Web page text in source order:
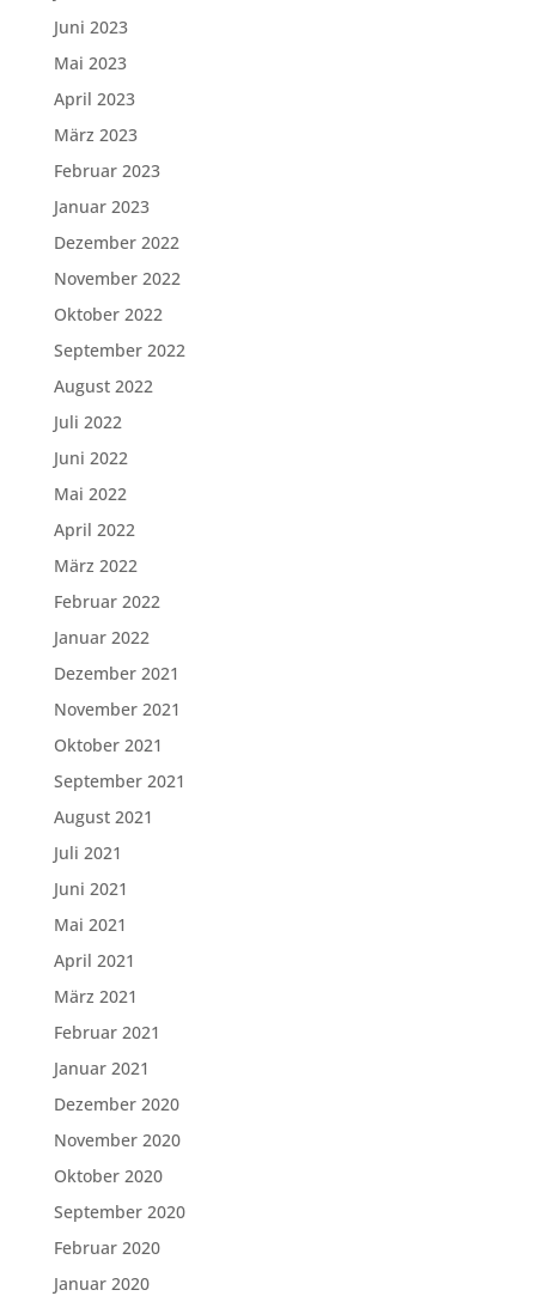
Juni 2023
Mai 2023
April 2023
März 2023
Februar 2023
Januar 2023
Dezember 2022
November 2022
Oktober 2022
September 2022
August 2022
Juli 2022
Juni 2022
Mai 2022
April 2022
März 2022
Februar 2022
Januar 2022
Dezember 2021
November 2021
Oktober 2021
September 2021
August 2021
Juli 2021
Juni 2021
Mai 2021
April 2021
März 2021
Februar 2021
Januar 2021
Dezember 2020
November 2020
Oktober 2020
September 2020
Februar 2020
Januar 2020